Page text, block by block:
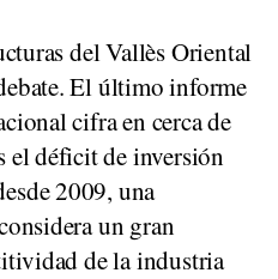
del Vallès Oriental
El último informe
cifra en cerca de
el déficit de inversión
2009, una
un gran
de la industria